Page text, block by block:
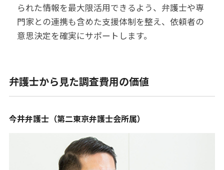
られた情報を最大限活用できるよう、弁護士や専
門家との連携も含めた支援体制を整え、依頼者の
意思決定を確実にサポートします。
弁護士から見た調査費用の価値
今井弁護士（第二東京弁護士会所属）